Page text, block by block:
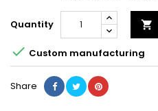
Quantity 
 Custom manufacturing
Share